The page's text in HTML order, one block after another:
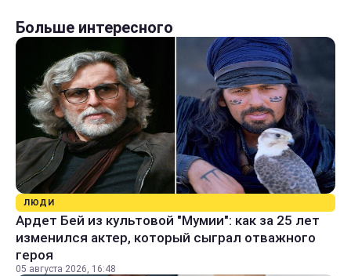
Больше интересного
ЛЮДИ
Ардет Бей из культовой "Мумии": как за 25 лет
изменился актер, который сыграл отважного
героя
05 августа 2026, 16:48